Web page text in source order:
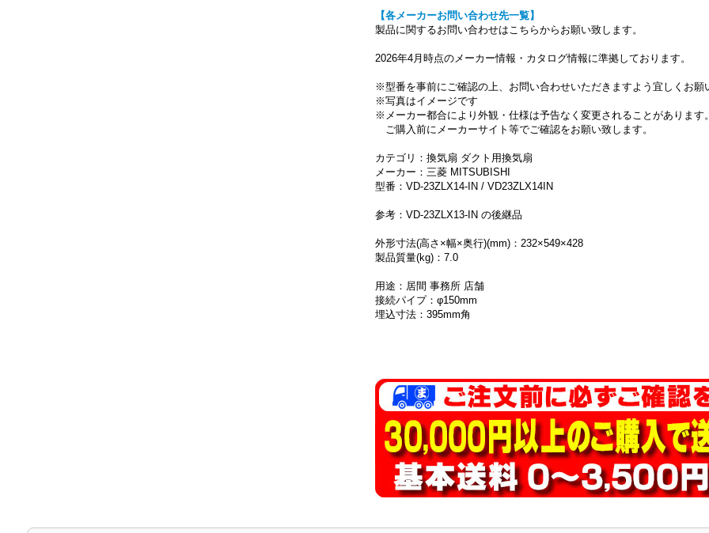
【各メーカーお問い合わせ先一覧】
製品に関するお問い合わせはこちらからお願い致します。
2026年4月時点のメーカー情報・カタログ情報に準拠しております。
※型番を事前にご確認の上、お問い合わせいただきますよう宜しくお願
※写真はイメージです
※メーカー都合により外観・仕様は予告なく変更されることがあります。
ご購入前にメーカーサイト等でご確認をお願い致します。
カテゴリ：換気扇 ダクト用換気扇
メーカー：三菱 MITSUBISHI
型番：VD-23ZLX14-IN / VD23ZLX14IN
参考：VD-23ZLX13-IN の後継品
外形寸法(高さ×幅×奥行)(mm)：232×549×428
製品質量(kg)：7.0
用途：居間 事務所 店舗
接続パイプ：φ150mm
埋込寸法：395mm角